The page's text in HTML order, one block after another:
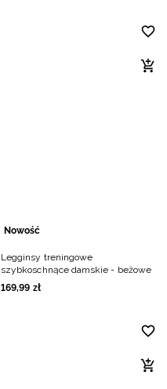
Nowość
Legginsy treningowe
szybkoschnące damskie - beżowe
169,99 zł